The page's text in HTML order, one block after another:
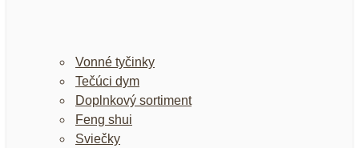
Vonné tyčinky
Tečúci dym
Doplnkový sortiment
Feng shui
Sviečky